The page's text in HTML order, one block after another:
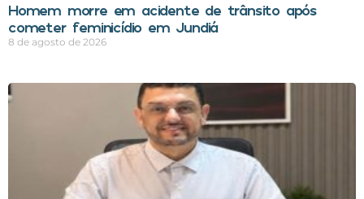
Homem morre em acidente de trânsito após
cometer feminicídio em Jundiá
8 de agosto de 2026